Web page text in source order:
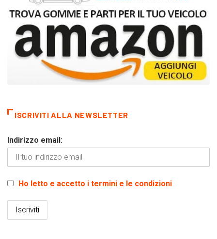
ISCRIVITI ALLA NEWSLETTER
Indirizzo email:
Ho letto e accetto i termini e le condizioni